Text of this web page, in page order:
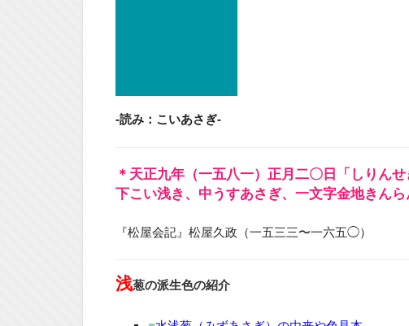
-読み：こいあさぎ-
＊天正九年（一五八一）正月二〇日「しりん
下こい浅き、中うすあさぎ、一文字金地きんら
『松屋会記』松屋久政（一五三三〜一六五◯）
浅葱の派生色の紹介